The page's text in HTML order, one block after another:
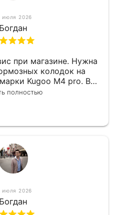
июля 2026
Богдан
при магазине. Нужна
колодок на
Kugoo M4 pro. Всё
виде и в максимально
и обратился в этот
полностью
июля 2026
Богдан